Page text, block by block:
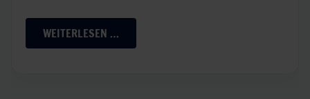
WEITERLESEN …